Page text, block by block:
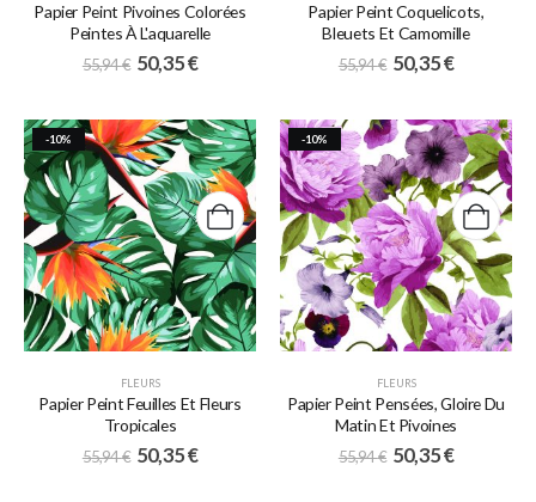
Papier Peint Pivoines Colorées
Peintes À L'aquarelle
55,94€ 50,35€
Papier Peint Coquelicots,
Bleuets Et Camomille
55,94€ 50,35€
-10%
FLEURS
Papier Peint Feuilles Et Fleurs
Tropicales
55,94€ 50,35€
-10%
FLEURS
Papier Peint Pensées, Gloire Du
Matin Et Pivoines
55,94€ 50,35€